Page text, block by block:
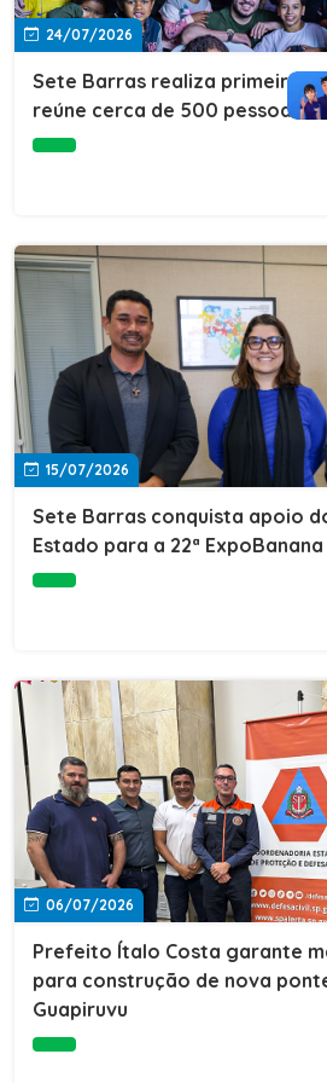
24/07/2026
Sete Barras realiza primeira
reúne cerca de 500 pessoas
15/07/2026
Sete Barras conquista apoio
Estado para a 22ª ExpoBanana
06/07/2026
Prefeito Ítalo Costa garante
para construção de nova
Guapiruvu